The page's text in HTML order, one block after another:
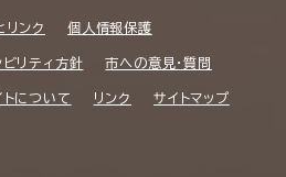
リンク 個人情報保護
ビリティ方針 市への意見・質問
トについて リンク サイトマップ